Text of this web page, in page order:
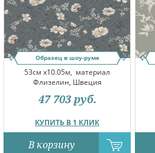
Образец в шоу-руме
53см x10.05м, материал
Флизелин, Швеция
КУПИТЬ В 1 КЛИК
47 703 руб.
В корзину